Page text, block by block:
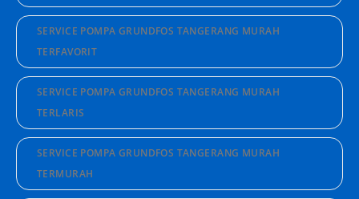
SERVICE POMPA GRUNDFOS TANGERANG MURAH
TERFAVORIT
SERVICE POMPA GRUNDFOS TANGERANG MURAH
TERLARIS
SERVICE POMPA GRUNDFOS TANGERANG MURAH
TERMURAH